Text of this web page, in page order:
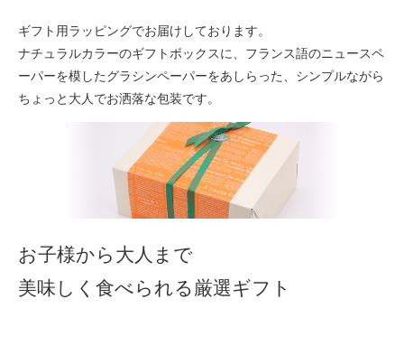
ギフト用ラッピングでお届けしております。
ナチュラルカラーのギフトボックスに、フランス語のニュースペ
ーパーを模したグラシンペーパーをあしらった、シンプルながら
ちょっと大人でお洒落な包装です。
お子様から大人まで
美味しく食べられる厳選ギフト